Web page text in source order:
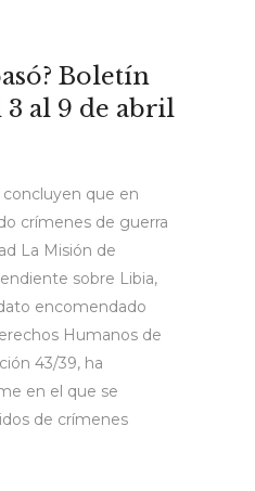
Boletín
3 al 9 de abril
que en
crímenes de guerra
La Misión de
sobre Libia,
encomendado
Humanos de
43/39, ha
en el que se
de crímenes